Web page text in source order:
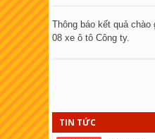
Thông báo kết quả chào
08 xe ô tô Công ty.
TIN TỨC